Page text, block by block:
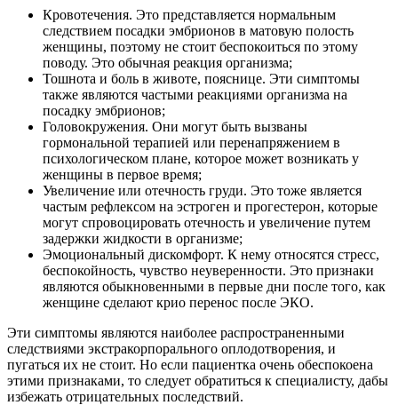
Кровотечения. Это представляется нормальным
следствием посадки эмбрионов в матовую полость
женщины, поэтому не стоит беспокоиться по этому
поводу. Это обычная реакция организма;
Тошнота и боль в животе, пояснице. Эти симптомы
также являются частыми реакциями организма на
посадку эмбрионов;
Головокружения. Они могут быть вызваны
гормональной терапией или перенапряжением в
психологическом плане, которое может возникать у
женщины в первое время;
Увеличение или отечность груди. Это тоже является
частым рефлексом на эстроген и прогестерон, которые
могут спровоцировать отечность и увеличение путем
задержки жидкости в организме;
Эмоциональный дискомфорт. К нему относятся стресс,
беспокойность, чувство неуверенности. Это признаки
являются обыкновенными в первые дни после того, как
женщине сделают крио перенос после ЭКО.
Эти симптомы являются наиболее распространенными
следствиями экстракорпорального оплодотворения, и
пугаться их не стоит. Но если пациентка очень обеспокоена
этими признаками, то следует обратиться к специалисту, дабы
избежать отрицательных последствий.